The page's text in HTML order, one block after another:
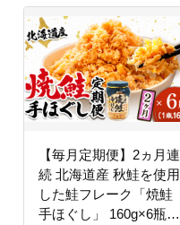
【毎月定期便】2ヵ月連
続 北海道産 秋鮭を使用
した鮭フレーク「焼鮭
手ほぐし」 160g×6瓶全